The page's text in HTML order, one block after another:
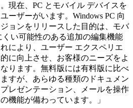
現在、PC とモバイル デバイスを
ーザーがいます。Windows PC 向
ョンをリリースした目的は、モバ
い可能性のある追加の編集機能
により、ユーザー エクスペリエ
に向上させ、お客様のニーズをよ
ります。無料版には有料版に比べ
すが、あらゆる種類のドキュメン
レゼンテーション、メールを操作
機能が備わっています。」